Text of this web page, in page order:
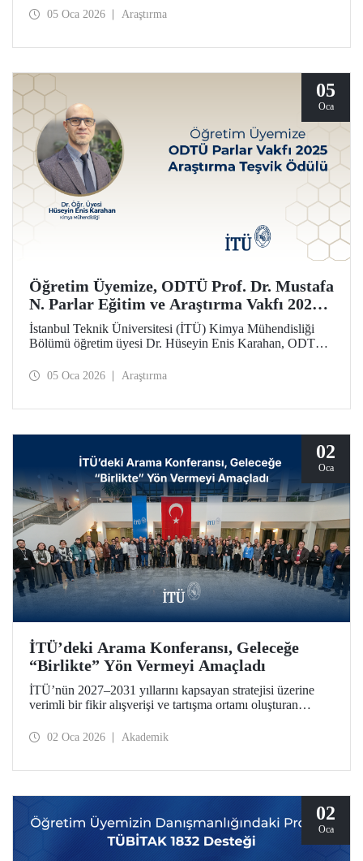
05 Oca 2026 Araştırma
05
Oca
Öğretim Üyemize, ODTÜ Prof. Dr. Mustafa
N. Parlar Eğitim ve Araştırma Vakfı 2025
Araştırma Teşvik Ödülü
İstanbul Teknik Üniversitesi (İTÜ) Kimya Mühendisliği
Bölümü öğretim üyesi Dr. Hüseyin Enis Karahan, ODTÜ
tarafından verilen 2025 Araştırma Teşvik Ödülü’ne layık
05 Oca 2026 Araştırma
02
Oca
İTÜ’deki Arama Konferansı, Geleceğe
“Birlikte” Yön Vermeyi Amaçladı
İTÜ’nün 2027–2031 yıllarını kapsayan stratejisi üzerine
verimli bir fikir alışverişi ve tartışma ortamı oluşturan
Yerleşkemizde düzenlendi.
02 Oca 2026 Akademik
02
Oca